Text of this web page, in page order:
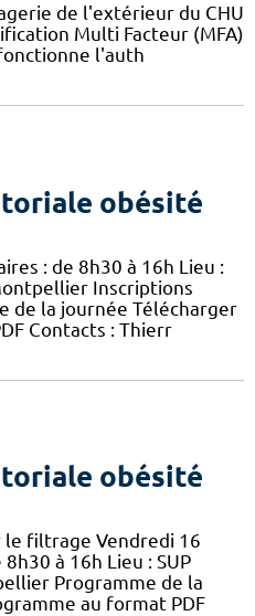
de l'extérieur du CHU
Multi Facteur (MFA)
l'auth
obésité
: de 8h30 à 16h Lieu :
Inscriptions
de la journée Télécharger
Contacts : Thierr
obésité
le filtrage Vendredi 16
à 16h Lieu : SUP
Programme de la
au format PDF